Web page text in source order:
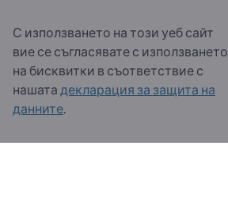
Съобщение до Exportpages
Exportpages International Network
Exportpages Danube S.R.L.
С използването на този уеб сайт
вие се съгласявате с използването
на бисквитки в съответствие с
нашата декларация за защита на
данните.